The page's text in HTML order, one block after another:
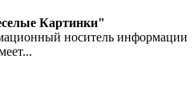
Картинки"
носитель информации